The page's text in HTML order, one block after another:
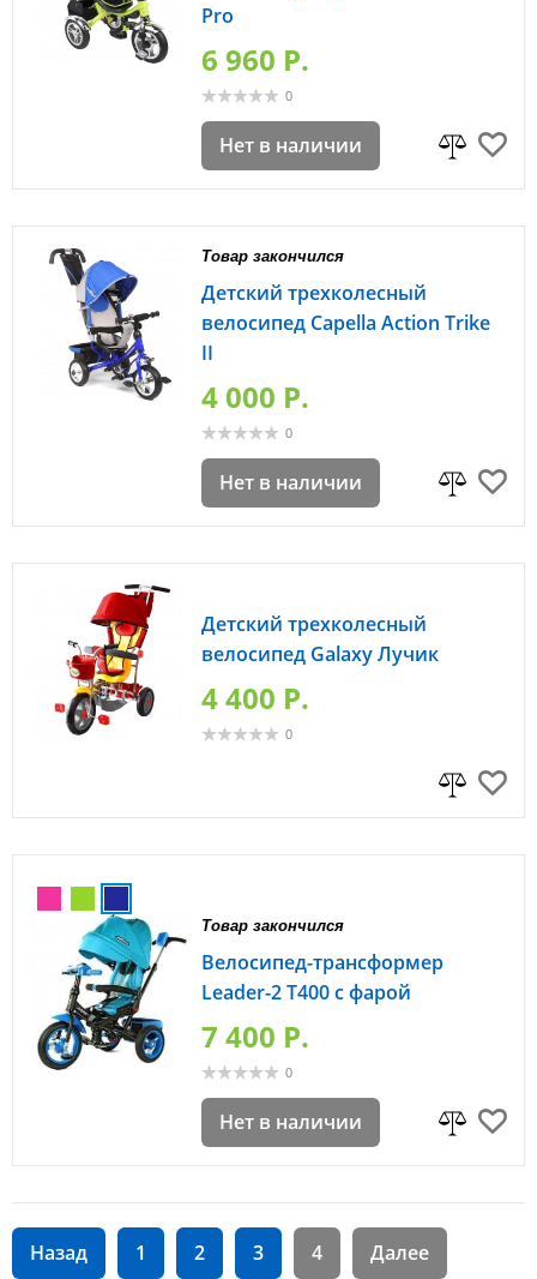
Pro
6 960 P.
0
Нет в наличии
Товар закончился
Детский трехколесный
велосипед Capella Action Trike
II
4 000 P.
0
Нет в наличии
Детский трехколесный
велосипед Galaxy Лучик
4 400 P.
0
Товар закончился
Велосипед-трансформер
Leader-2 Т400 с фарой
7 400 P.
0
Нет в наличии
Назад 1 2 3 4 Далее